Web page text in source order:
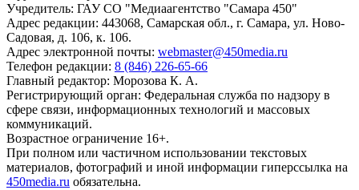
Учредитель: ГАУ СО "Медиаагентство "Самара 450"
Адрес редакции: 443068, Самарская обл., г. Самара, ул. Ново-
Садовая, д. 106, к. 106.
Адрес электронной почты: webmaster@450media.ru
Телефон редакции: 8 (846) 226-65-66
Главный редактор: Морозова К. А.
Регистрирующий орган: Федеральная служба по надзору в
сфере связи, информационных технологий и массовых
коммуникаций.
Возрастное ограничение 16+.
При полном или частичном использовании текстовых
материалов, фотографий и иной информации гиперссылка на
450media.ru обязательна.